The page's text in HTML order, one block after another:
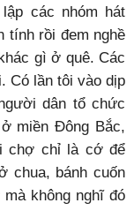
lam làm, vào Tây
sống dần khá
nhìn thấy nhiều
của ăn của để.
vào đó không bị
then mà theo lời
vẫn không khác
các nhóm hát